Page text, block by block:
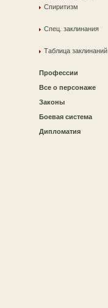
Спиритизм
Спец. заклинания
Таблица заклинаний
Профессии
Все о персонаже
Законы
Боевая система
Дипломатия